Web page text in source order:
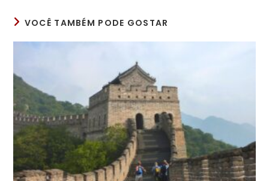
VOCÊ TAMBÉM PODE GOSTAR